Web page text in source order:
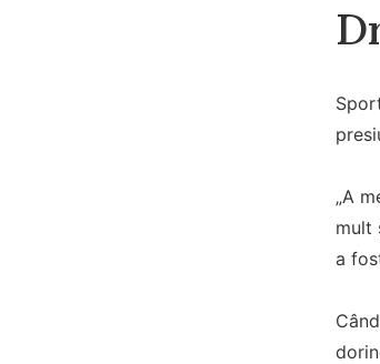
„A
mult
a